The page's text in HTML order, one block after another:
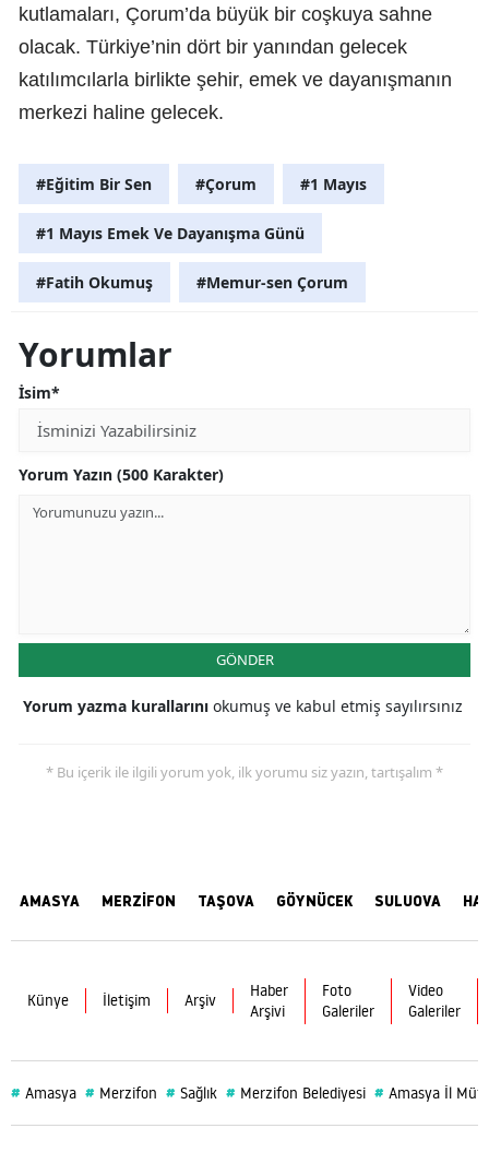
kutlamaları, Çorum’da büyük bir coşkuya sahne
olacak. Türkiye’nin dört bir yanından gelecek
katılımcılarla birlikte şehir, emek ve dayanışmanın
merkezi haline gelecek.
#Eğitim Bir Sen #Çorum #1 Mayıs
#1 Mayıs Emek Ve Dayanışma Günü
#Fatih Okumuş #Memur-sen Çorum
Yorumlar
İsim*
Yorum Yazın (500 Karakter)
GÖNDER
Yorum yazma kurallarını okumuş ve kabul etmiş sayılırsınız
* Bu içerik ile ilgili yorum yok, ilk yorumu siz yazın, tartışalım *
AMASYA MERZİFON TAŞOVA GÖYNÜCEK SULUOVA
Künye İletişim Arşiv
Haber
Arşivi
Foto
Galeriler
Video
Galeriler
# Amasya # Merzifon # Sağlık # Merzifon Belediyesi # Amasya İl